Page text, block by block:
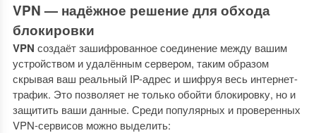
VPN — надёжное решение для обхода
блокировки
VPN создаёт зашифрованное соединение между вашим
устройством и удалённым сервером, таким образом
скрывая ваш реальный IP-адрес и шифруя весь интернет-
трафик. Это позволяет не только обойти блокировку, но и
защитить ваши данные. Среди популярных и проверенных
VPN-сервисов можно выделить: